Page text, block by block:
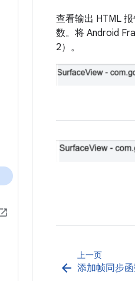
查看输出 HTML
数。将 Android
2）。
上一页
arrow_back 添加帧同步